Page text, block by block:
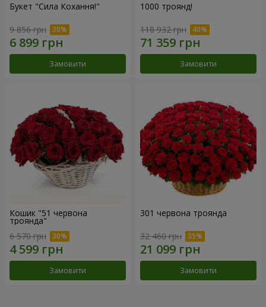
Букет "Сила Кохання!"
9 856 грн
Замовити
1000 троянд!
118 932 грн
Замовити
Кошик "51 червона
троянда"
6 570 грн
Замовити
301 червона троянда
32 460 грн
Замовити